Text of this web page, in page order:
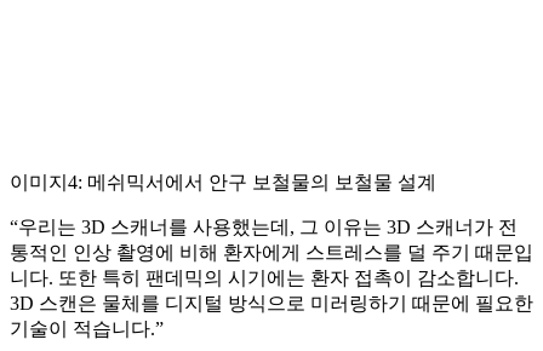
이미지4: 메쉬믹서에서 안구 보철물의 보철물 설계
“우리는 3D 스캐너를 사용했는데, 그 이유는 3D 스캐너가 전
통적인 인상 촬영에 비해 환자에게 스트레스를 덜 주기 때문입
니다. 또한 특히 팬데믹의 시기에는 환자 접촉이 감소합니다.
3D 스캔은 물체를 디지털 방식으로 미러링하기 때문에 필요한
기술이 적습니다.”